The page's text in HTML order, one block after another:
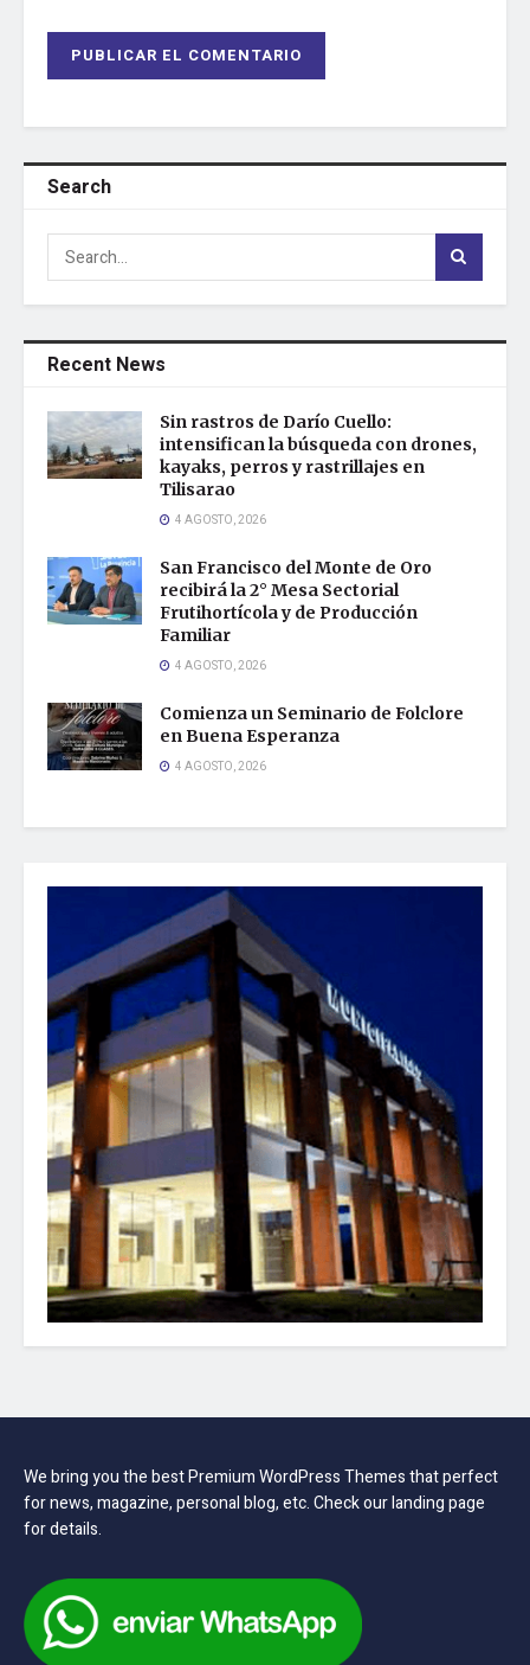
Search
Recent News
Sin rastros de Darío Cuello:
intensifican la búsqueda con drones,
kayaks, perros y rastrillajes en
Tilisarao
4 AGOSTO, 2026
San Francisco del Monte de Oro
recibirá la 2° Mesa Sectorial
Frutihortícola y de Producción
Familiar
4 AGOSTO, 2026
Comienza un Seminario de Folclore
en Buena Esperanza
4 AGOSTO, 2026
We bring you the best Premium WordPress Themes that perfect
for news, magazine, personal blog, etc. Check our landing page
for details.